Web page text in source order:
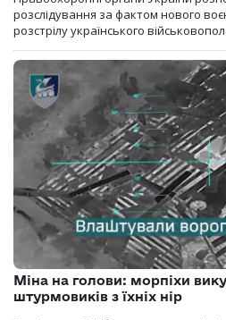
розслідування за фактом нового
розстрілу українського
Міна на голови: морпіхи
штурмовиків з їхніх нір